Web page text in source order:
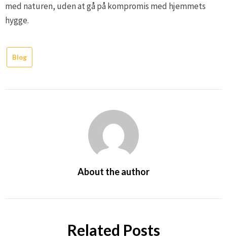
med naturen, uden at gå på kompromis med hjemmets
hygge.
Blog
About the author
Related Posts